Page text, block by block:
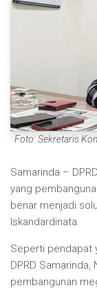
Foto: Sekretaris
Samarinda –
yang
benar menjadi
Iskandardinata.
Seperti pendapat
DPRD Samarinda,
pembangunan